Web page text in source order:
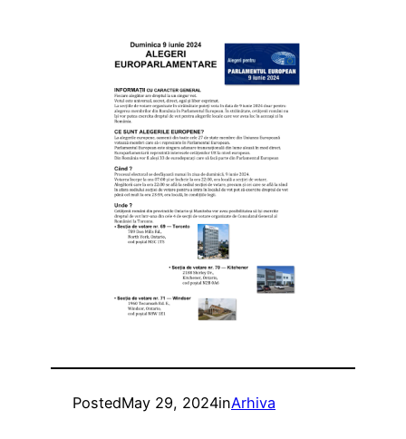
PostedMay 29, 2024inArhiva